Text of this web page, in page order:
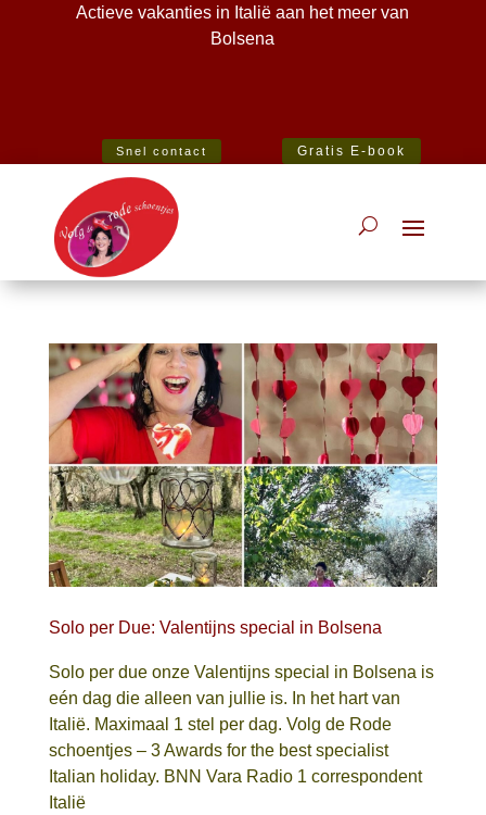
Actieve vakanties in Italië aan het meer van
Bolsena
Snel contact Gratis E-book
Solo per Due: Valentijns special in Bolsena
Solo per due onze Valentijns special in Bolsena is
eén dag die alleen van jullie is. In het hart van
Italië. Maximaal 1 stel per dag. Volg de Rode
schoentjes – 3 Awards for the best specialist
Italian holiday. BNN Vara Radio 1 correspondent
Italië